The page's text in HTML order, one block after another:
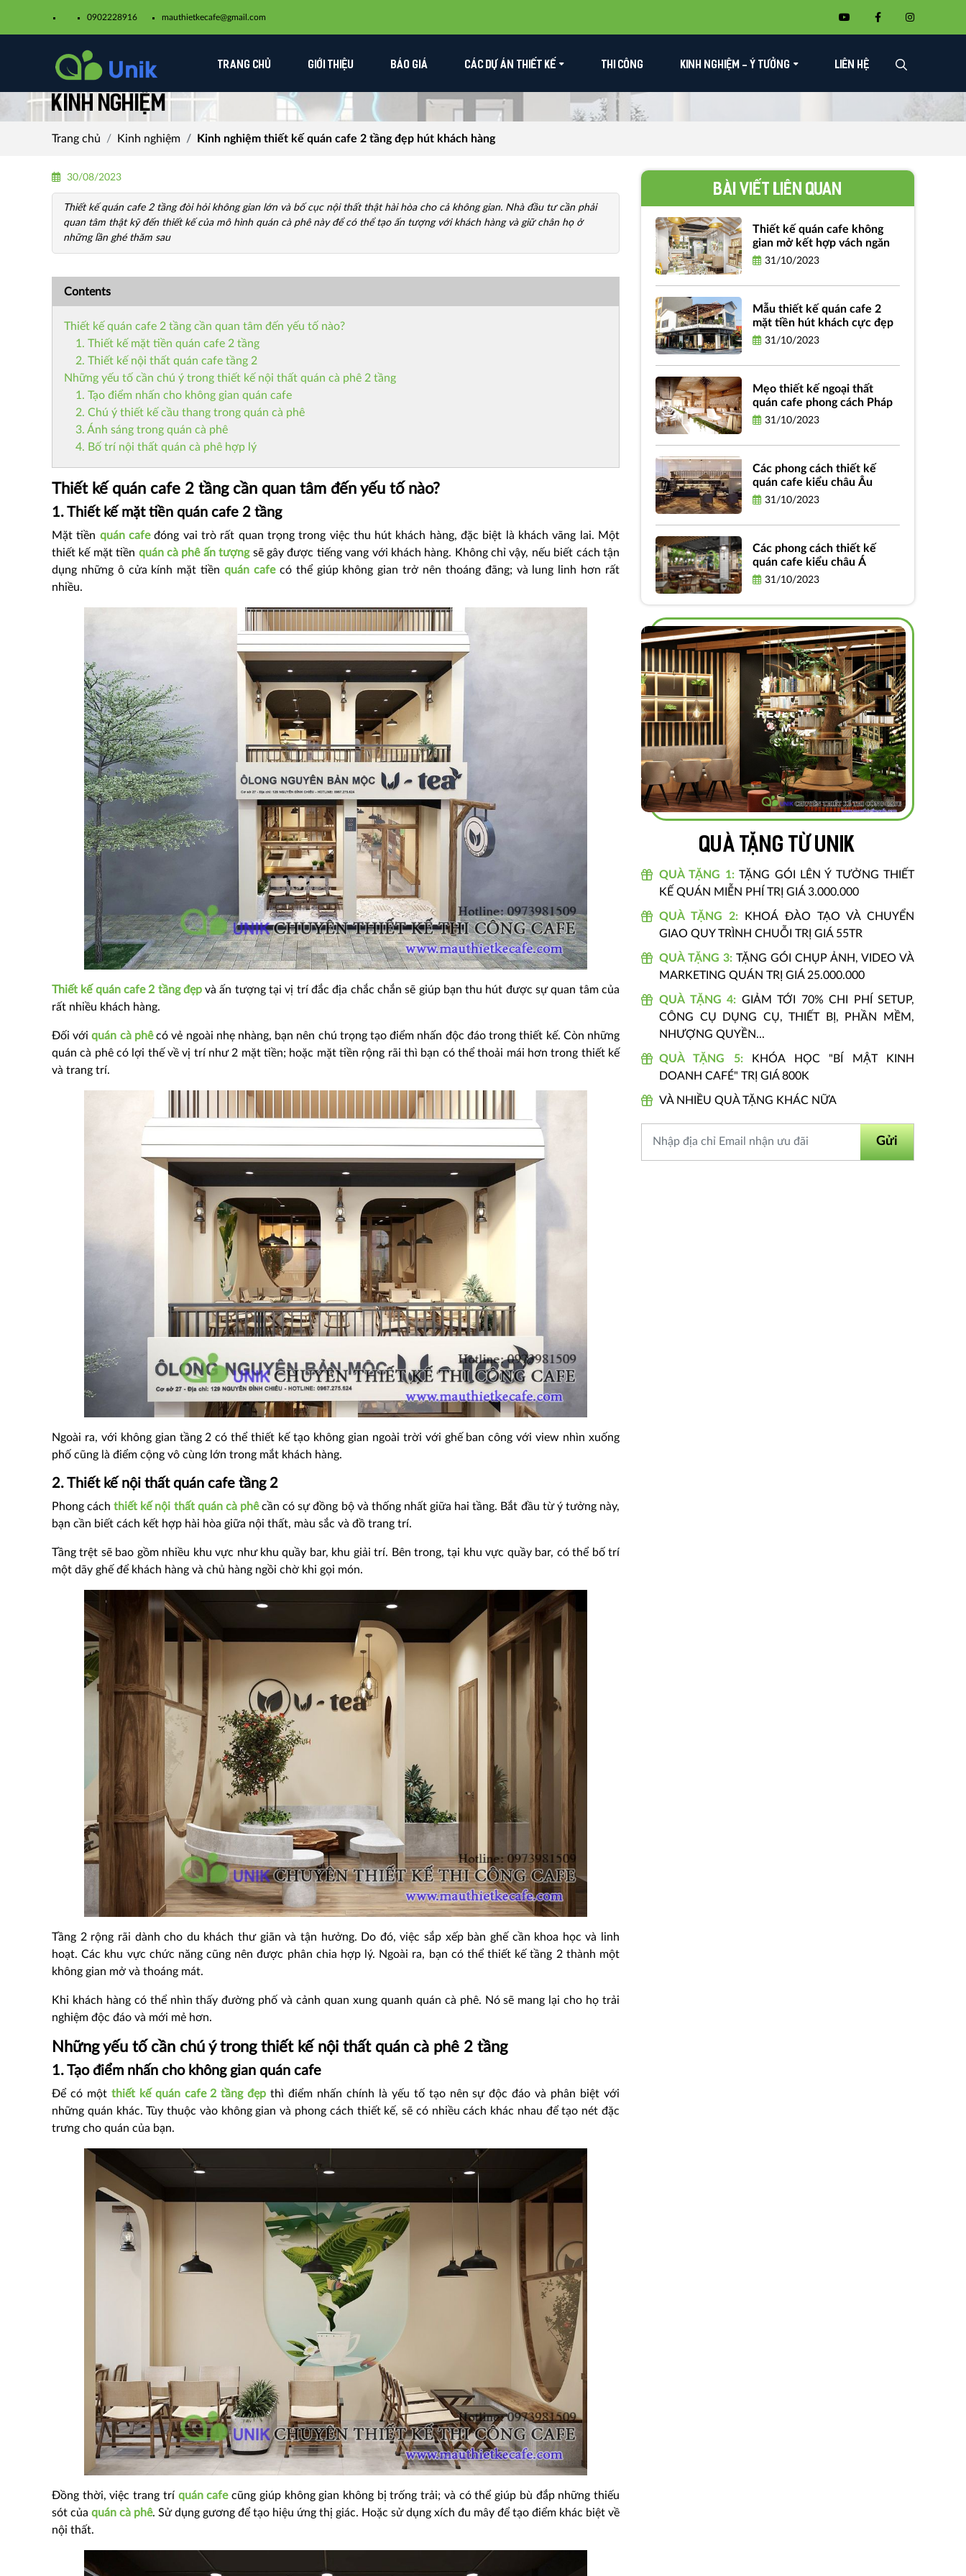
0902228916 mauthietkecafe@gmail.com​
TRANG CHỦ GIỚI THIỆU BÁO GIÁ CÁC DỰ ÁN THIẾT KẾ THI CÔNG KINH NGHIỆM - Ý TƯỞNG LIÊN HỆ
Kinh nghiệm
Trang chủ Kinh nghiệm Kinh nghiệm thiết kế quán cafe 2 tầng đẹp hút khách hàng
30/08/2023
Thiết kế quán cafe 2 tầng đòi hỏi không gian lớn và bố cục nội thất thật hài hòa cho cả không gian. Nhà đầu tư cần phải
quan tâm thật kỹ đến thiết kế của mô hình quán cà phê này để có thể tạo ấn tượng với khách hàng và giữ chân họ ở
những lần ghé thăm sau
Contents
Thiết kế quán cafe 2 tầng cần quan tâm đến yếu tố nào?
1. Thiết kế mặt tiền quán cafe 2 tầng
2. Thiết kế nội thất quán cafe tầng 2
Những yếu tố cần chú ý trong thiết kế nội thất quán cà phê 2 tầng
1. Tạo điểm nhấn cho không gian quán cafe
2. Chú ý thiết kế cầu thang trong quán cà phê
3. Ánh sáng trong quán cà phê
4. Bố trí nội thất quán cà phê hợp lý
Thiết kế quán cafe 2 tầng cần quan tâm đến yếu tố nào?
1. Thiết kế mặt tiền quán cafe 2 tầng
Mặt tiền quán cafe đóng vai trò rất quan trọng trong việc thu hút khách hàng, đặc biệt là khách vãng lai. Một
thiết kế mặt tiền quán cà phê ấn tượngsẽ gây được tiếng vang với khách hàng. Không chỉ vậy, nếu biết cách tận
dụng những ô cửa kính mặt tiềnquán cafe có thể giúp không gian trở nên thoáng đãng; và lung linh hơn rất
nhiều.
Thiết kế quán cafe 2 tầng đẹp và ấn tượng tại vị trí đắc địa chắc chắn sẽ giúp bạn thu hút được sự quan tâm của
rất nhiều khách hàng.
Đối vớiquán cà phêcó vẻ ngoài nhẹ nhàng, bạn nên chú trọng tạo điểm nhấn độc đáo trong thiết kế. Còn những
quán cà phê có lợi thế về vị trí như 2 mặt tiền; hoặc mặt tiền rộng rãi thì bạn có thể thoải mái hơn trong thiết kế
và trang trí.
Ngoài ra, với không gian tầng 2 có thể thiết kế tạo không gian ngoài trời với ghế ban công với view nhìn xuống
phố cũng là điểm cộng vô cùng lớn trong mắt khách hàng.
2. Thiết kế nội thất quán cafe tầng 2
Phong cáchthiết kế nội thất quán cà phê cần có sự đồng bộ và thống nhất giữa hai tầng. Bắt đầu từ ý tưởng này,
bạn cần biết cách kết hợp hài hòa giữa nội thất, màu sắc và đồ trang trí.
Tầng trệt sẽ bao gồm nhiều khu vực như khu quầy bar, khu giải trí. Bên trong, tại khu vực quầy bar, có thể bố trí
một dãy ghế để khách hàng và chủ hàng ngồi chờ khi gọi món.
Tầng 2 rộng rãi dành cho du khách thư giãn và tận hưởng. Do đó, việc sắp xếp bàn ghế cần khoa học và linh
hoạt. Các khu vực chức năng cũng nên được phân chia hợp lý. Ngoài ra, bạn có thể thiết kế tầng 2 thành một
không gian mở và thoáng mát.
Khi khách hàng có thể nhìn thấy đường phố và cảnh quan xung quanh quán cà phê. Nó sẽ mang lại cho họ trải
nghiệm độc đáo và mới mẻ hơn.
Những yếu tố cần chú ý trong thiết kế nội thất quán cà phê 2 tầng
1. Tạo điểm nhấn cho không gian quán cafe
Để có một thiết kế quán cafe 2 tầng đẹp thì điểm nhấn chính là yếu tố tạo nên sự độc đáo và phân biệt với
những quán khác. Tùy thuộc vào không gian và phong cách thiết kế, sẽ có nhiều cách khác nhau để tạo nét đặc
trưng cho quán của bạn.
Đồng thời, việc trang trí quán cafecũng giúp không gian không bị trống trải; và có thể giúp bù đắp những thiếu
sót của quán cà phê. Sử dụng gương để tạo hiệu ứng thị giác. Hoặc sử dụng xích đu mây để tạo điểm khác biệt về
nội thất.
Bài viết liên quan
Thiết kế quán cafe không
gian mở kết hợp vách ngăn
31/10/2023
Mẫu thiết kế quán cafe 2
mặt tiền hút khách cực đẹp
31/10/2023
Mẹo thiết kế ngoại thất
quán cafe phong cách Pháp
31/10/2023
Các phong cách thiết kế
quán cafe kiểu châu Âu
31/10/2023
Các phong cách thiết kế
quán cafe kiểu châu Á
31/10/2023
Quà tặng từ unik
QUÀ TẶNG 1:TẶNG GÓI LÊN Ý TƯỞNG THIẾT
KẾ QUÁN MIỄN PHÍ TRỊ GIÁ 3.000.000
QUÀ TẶNG 2:
KHOÁ ĐÀO TẠO VÀ CHUYỂN
GIAO QUY TRÌNH CHUỖI TRỊ GIÁ 55TR
QUÀ TẶNG 3: TẶNG GÓI CHỤP ẢNH, VIDEO VÀ
MARKETING QUÁN TRỊ GIÁ 25.000.000
QUÀ TẶNG 4: GIẢM TỚI 70% CHI PHÍ SETUP,
CÔNG CỤ DỤNG CỤ, THIẾT BỊ, PHẦN MỀM,
NHƯỢNG QUYỀN...
QUÀ TẶNG 5:
KHÓA HỌC "BÍ MẬT KINH
DOANH CAFÉ" TRỊ GIÁ 800K
VÀ NHIỀU QUÀ TẶNG KHÁC NỮA
Gửi